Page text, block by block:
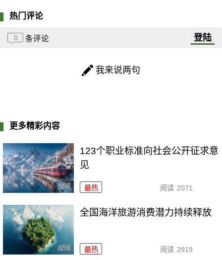
热门评论
0 条评论 登陆
我来说两句
更多精彩内容
123个职业标准向社会公开征求意
见
最热 阅读 2071
全国海洋旅游消费潜力持续释放
最热 阅读 2919